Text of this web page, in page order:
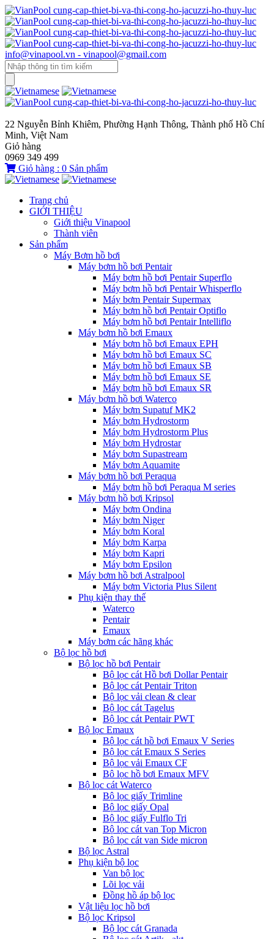
info@vinapool.vn - vinapool@gmail.com
22 Nguyễn Bỉnh Khiêm, Phường Hạnh Thông, Thành phố Hồ Chí
Minh, Việt Nam
Giỏ hàng
0969 349 499
Giỏ hàng : 0 Sản phẩm
Trang chủ
GIỚI THIỆU
Giới thiệu Vinapool
Thành viên
Sản phẩm
Máy Bơm hồ bơi
Máy bơm hồ bơi Pentair
Máy bơm hồ bơi Pentair Superflo
Máy bơm hồ bơi Pentair Whisperflo
Máy bơm Pentair Supermax
Máy bơm hồ bơi Pentair Optiflo
Máy bơm hồ bơi Pentair Intelliflo
Máy bơm hồ bơi Emaux
Máy bơm hồ bơi Emaux EPH
Máy bơm hồ bơi Emaux SC
Máy bơm hồ bơi Emaux SB
Máy bơm hồ bơi Emaux SE
Máy bơm hồ bơi Emaux SR
Máy bơm hồ bơi Waterco
Máy bơm Supatuf MK2
Máy bơm Hydrostorm
Máy bơm Hydrostorm Plus
Máy bơm Hydrostar
Máy bơm Supastream
Máy bơm Aquamite
Máy bơm hồ bơi Peraqua
Máy bơm hồ bơi Peraqua M series
Máy bơm hồ bơi Kripsol
Máy bơm Ondina
Máy bơm Niger
Máy bơm Koral
Máy bơm Karpa
Máy bơm Kapri
Máy bơm Epsilon
Máy bơm hồ bơi Astralpool
Máy bơm Victoria Plus Silent
Phụ kiện thay thế
Waterco
Pentair
Emaux
Máy bơm các hãng khác
Bộ lọc hồ bơi
Bộ lọc hồ bơi Pentair
Bộ lọc cát Hồ bơi Dollar Pentair
Bộ lọc cát Pentair Triton
Bộ lọc vải clean & clear
Bộ lọc cát Tagelus
Bộ lọc cát Pentair PWT
Bộ lọc Emaux
Bộ lọc cát hồ bơi Emaux V Series
Bộ lọc cát Emaux S Series
Bộ lọc vải Emaux CF
Bô lọc hồ bơi Emaux MFV
Bộ lọc cát Waterco
Bộ lọc giấy Trimline
Bộ lọc giấy Opal
Bộ lọc giấy Fulflo Tri
Bộ lọc cát van Top Micron
Bộ lọc cát van Side micron
Bộ lọc Astral
Phụ kiện bộ lọc
Van bộ lọc
Lõi lọc vải
Đồng hồ áp bộ lọc
Vật liệu lọc hồ bơi
Bộ lọc Kripsol
Bộ lọc cát Granada